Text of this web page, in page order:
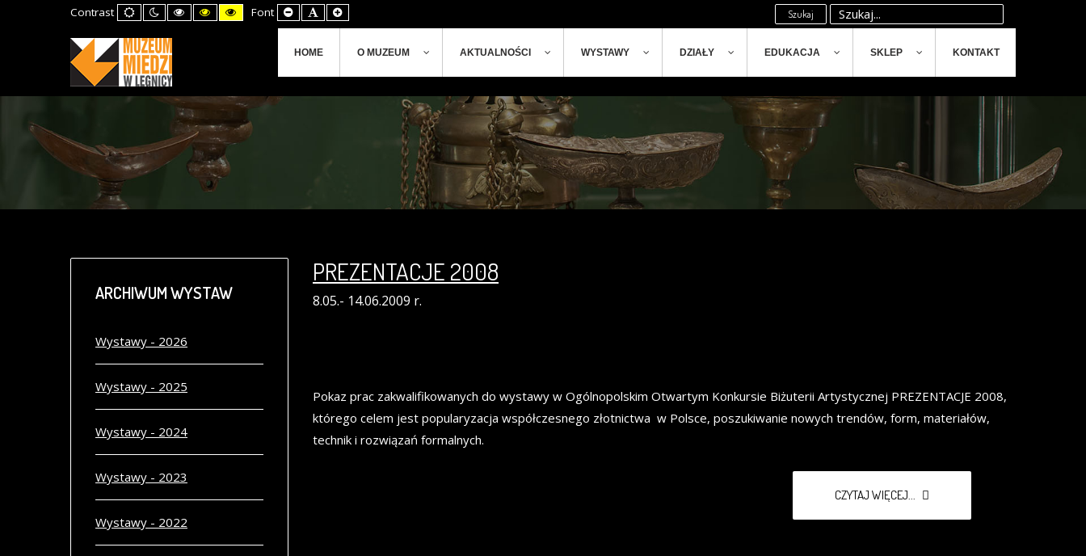
Contrast Default
mode
Night
mode
High
Contrast
High
Contrast
High
Contrast
Font Set
Smaller
Font
Set
Default
Font
Set
Larger
Font
Szukaj
HOME O MUZEUM AKTUALNOŚCI WYSTAWY DZIAŁY EDUKACJA SKLEP KONTAKT
PREZENTACJE 2008
8.05.- 14.06.2009 r.
Pokaz prac zakwalifikowanych do wystawy w Ogólnopolskim Otwartym Konkursie Biżuterii Artystycznej PREZENTACJE 2008,
którego celem jest popularyzacja współczesnego złotnictwa w Polsce, poszukiwanie nowych trendów, form, materiałów,
technik i rozwiązań formalnych.
CZYTAJ WIĘCEJ...
ARCHIWUMWYSTAW
Wystawy - 2026
Wystawy - 2025
Wystawy - 2024
Wystawy - 2023
Wystawy - 2022